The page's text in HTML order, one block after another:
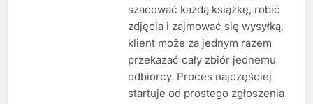
szacować każdą książkę, robić
zdjęcia i zajmować się wysyłką,
klient może za jednym razem
przekazać cały zbiór jednemu
odbiorcy. Proces najczęściej
startuje od prostego zgłoszenia